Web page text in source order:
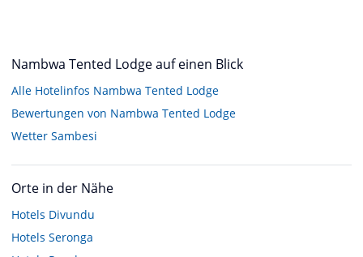
Nambwa Tented Lodge auf einen Blick
Alle Hotelinfos Nambwa Tented Lodge
Bewertungen von Nambwa Tented Lodge
Wetter Sambesi
Orte in der Nähe
Hotels Divundu
Hotels Seronga